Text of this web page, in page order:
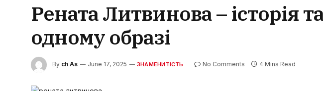
Рената Литвинова – історія
одному образі
By ch As June 17, 2025 ЗНАМЕНИТІСТЬ No Comments 4 Mins Read